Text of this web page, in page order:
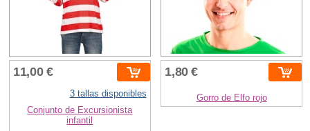
11,00 €
3 tallas disponibles
Conjunto de Excursionista
infantil
1,80 €
Gorro de Elfo rojo